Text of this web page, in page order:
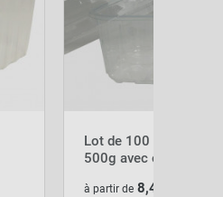
Lot de 100 barquettes
500g avec ou sans
à partir de 8,40 €